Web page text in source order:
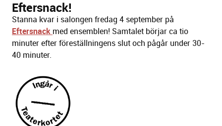
Eftersnack!
Stanna kvar i salongen fredag 4 september på
Eftersnack med ensemblen! Samtalet börjar ca tio
minuter efter föreställningens slut och pågår under 30-
40 minuter.